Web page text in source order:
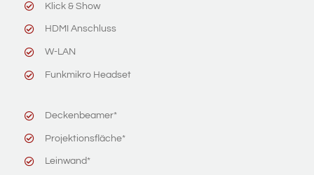
Klick & Show
HDMI Anschluss
W-LAN
Funkmikro Headset
Deckenbeamer*
Projektionsfläche*
Leinwand*